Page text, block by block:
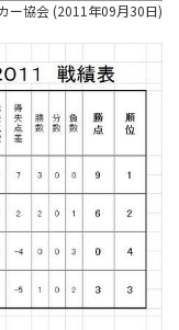
ー協会 (2011年09月30日)